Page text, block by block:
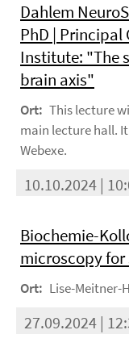
Dahlem
PhD | Principal
Institute: "The
brain axis"
Ort: This lecture
main lecture hall.
Webexe.
10.10.2024 |
Biochemie-
microscopy
Ort: Lise-Meitner-
27.09.2024 |